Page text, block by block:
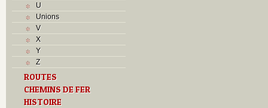
U
Unions
V
X
Y
Z
ROUTES
CHEMINS DE FER
HISTOIRE